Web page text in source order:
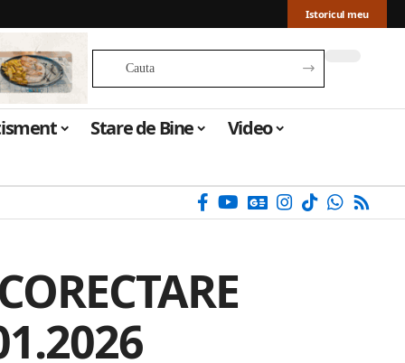
Istoricul meu
Stare de Bine
Video